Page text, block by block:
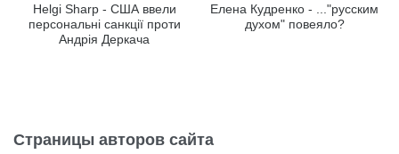
Helgi Sharp - США ввели
персональні санкції проти
Андрія Деркача
Елена Кудренко - ..."русским
духом" повеяло?
Страницы авторов сайта